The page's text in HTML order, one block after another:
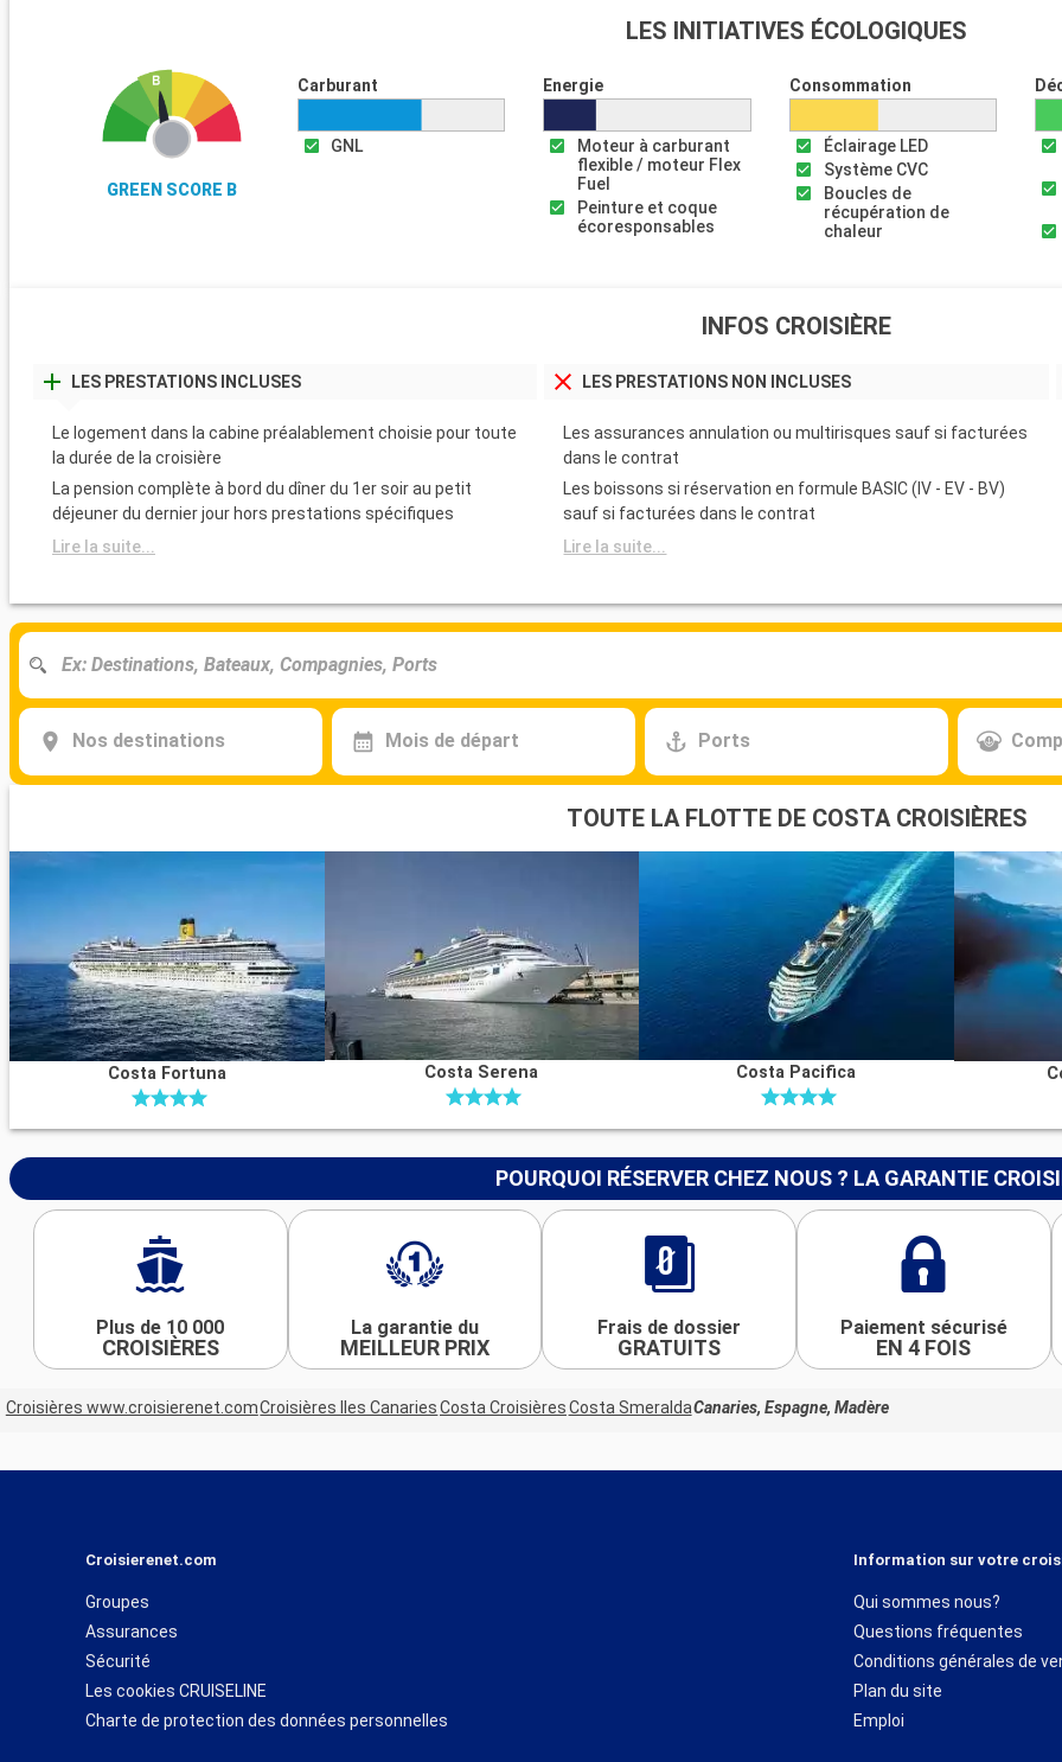
LES INITIATIVES ÉCOLOGIQUES
GREEN SCORE B
Carburant
GNL
Energie
Moteur à carburant
flexible / moteur Flex
Fuel
Peinture et coque
écoresponsables
Consommation
Éclairage LED
Système CVC
Boucles de
récupération de
chaleur
INFOS CROISIÈRE
LES PRESTATIONS INCLUSES
Le logement dans la cabine préalablement choisie pour toute
la durée de la croisière
La pension complète à bord du dîner du 1er soir au petit
déjeuner du dernier jour hors prestations spécifiques
Lire la suite...
LES PRESTATIONS NON INCLUSES
Les assurances annulation ou multirisques sauf si facturées
dans le contrat
Les boissons si réservation en formule BASIC (IV - EV - BV)
sauf si facturées dans le contrat
Lire la suite...
Nos destinations Mois de départ Ports
TOUTE LA FLOTTE DE COSTA CROISIÈRES
Costa Fortuna Costa Serena Costa Pacifica
POURQUOI RÉSERVER CHEZ NOUS ? LA GARANTIE
Plus de 10 000
CROISIÈRES
La garantie du
MEILLEUR PRIX
Frais de dossier
GRATUITS
Paiement sécurisé
EN 4 FOIS
Croisières www.croisierenet.comCroisières Iles CanariesCosta CroisièresCosta SmeraldaCanaries, Espagne, Madère
Croisierenet.com
Groupes
Assurances
Sécurité
Les cookies CRUISELINE
Charte de protection des données personnelles
Information sur votre
Qui sommes nous?
Questions fréquentes
Conditions générales de
Plan du site
Emploi